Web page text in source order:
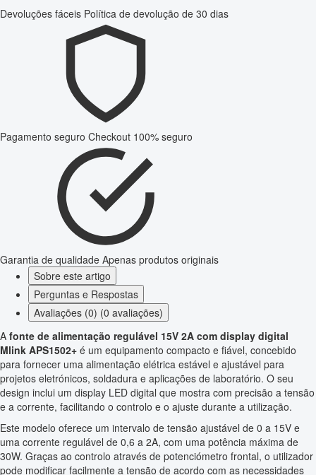
Devoluções fáceis Política de devolução de 30 dias
Pagamento seguro Checkout 100% seguro
Garantia de qualidade Apenas produtos originais
Sobre este artigo
Perguntas e Respostas
Avaliações (0) (0 avaliações)
A fonte de alimentação regulável 15V 2A com display digital
Mlink APS1502+ é um equipamento compacto e fiável, concebido
para fornecer uma alimentação elétrica estável e ajustável para
projetos eletrónicos, soldadura e aplicações de laboratório. O seu
design inclui um display LED digital que mostra com precisão a tensão
e a corrente, facilitando o controlo e o ajuste durante a utilização.
Este modelo oferece um intervalo de tensão ajustável de 0 a 15V e
uma corrente regulável de 0,6 a 2A, com uma potência máxima de
30W. Graças ao controlo através de potenciómetro frontal, o utilizador
pode modificar facilmente a tensão de acordo com as necessidades